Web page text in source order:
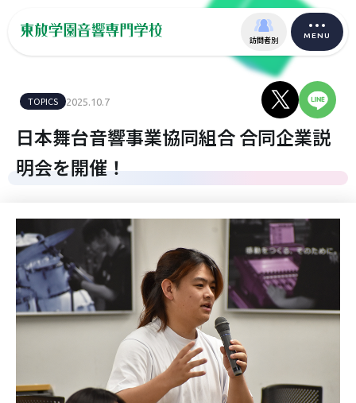
訪問者別 MENU
TOPICS 2025.10.7
日本舞台音響事業協同組合 合同企業説
明会を開催！